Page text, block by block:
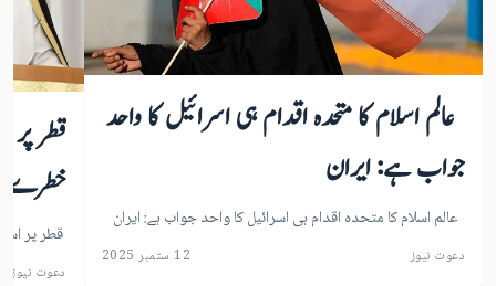
عالم اسلام کا متحدہ اقدام ہی اسرائیل کا واحد
جواب ہے: ایران
عالم اسلام کا متحدہ اقدام ہی اسرائیل کا واحد جواب ہے: ایران
دعوت نیوز 12 ستمبر 2025
قطر پر
خطرے
قطر پر
دعوت نیوز